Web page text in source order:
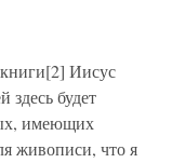
Иисус
будет
имеющих
живописи, что я